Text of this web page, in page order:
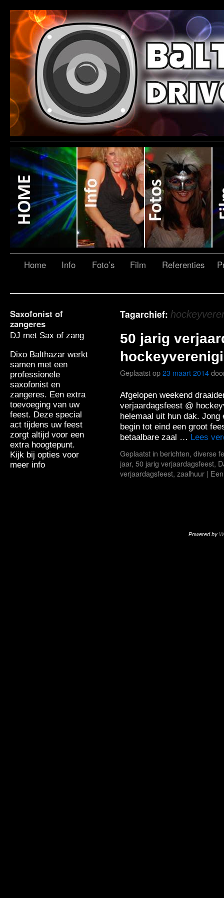
Home Info Foto’s Film Referenties
Saxofonist of
zangeres
DJ met Sax of zang
Dixo Balthazar werkt
samen met een
professionele
saxofonist en
zangeres. Een extra
toevoeging van uw
feest. Deze special
act tijdens uw feest
zorgt altijd voor een
extra hoogtepunt.
Kijk bij opties voor
meer info
Tagarchief:
50 jarig
Geplaatst op23 maart 2014
Afgelopen weekend
verjaardagsfeest @
helemaal uit hun dak.
begin tot eind een groot
betaalbare zaal … Lees
Geplaatst in berichten, diverse
jaar, 50 jarig verjaardagsfeest,
verjaardagsfeest, zaalhuur |
Powered by